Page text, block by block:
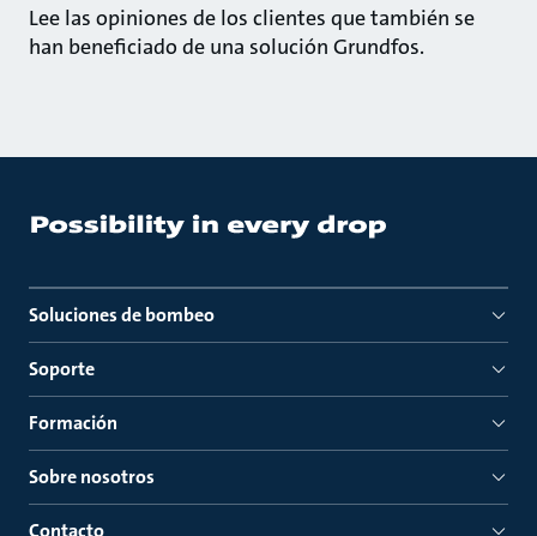
Lee las opiniones de los clientes que también se
han beneficiado de una solución Grundfos.
Soluciones de bombeo
Soporte
Formación
Sobre nosotros
Contacto